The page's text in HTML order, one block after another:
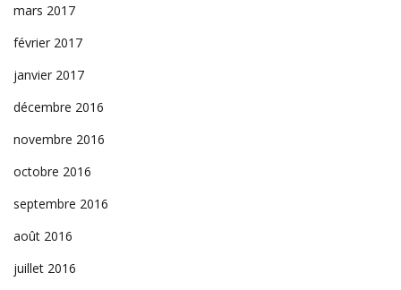
mars 2017
février 2017
janvier 2017
décembre 2016
novembre 2016
octobre 2016
septembre 2016
août 2016
juillet 2016